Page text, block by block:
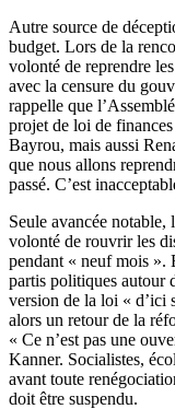
Autre source de
budget. Lors de la
volonté de reprendre
avec la censure du
rappelle que
projet de loi de
Bayrou, mais aussi
que nous allons
passé. C’est
Seule avancée notable,
volonté de rouvrir les
pendant « neuf mois ».
partis politiques autour
version de la loi « d’ici
alors un retour de la
« Ce n’est pas une
Kanner. Socialistes,
avant toute
doit être suspendu.